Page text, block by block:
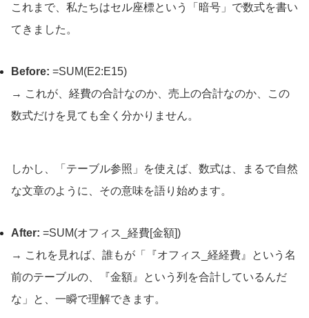
これまで、私たちはセル座標という「暗号」で数式を書い
てきました。
Before: =SUM(E2:E15)
→ これが、経費の合計なのか、売上の合計なのか、この
数式だけを見ても全く分かりません。
しかし、「テーブル参照」を使えば、数式は、まるで自然
な文章のように、その意味を語り始めます。
After: =SUM(オフィス_経費[金額])
→ これを見れば、誰もが「『オフィス_経経費』という名
前のテーブルの、『金額』という列を合計しているんだ
な」と、一瞬で理解できます。